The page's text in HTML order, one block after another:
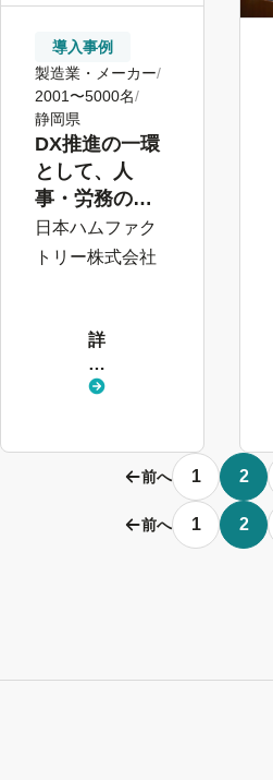
導入事例
製造業・メーカー
2001〜5000名
静岡県
DX推進の一環
として、人
事・労務の
ペーパーレス
化を開始
日本ハムファク
トリー株式会社
詳
し
く
前へ 1 2
前へ 1 2